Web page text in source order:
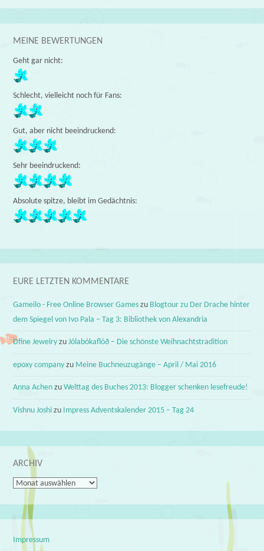
MEINE BEWERTUNGEN
Geht gar nicht:
Schlecht, vielleicht noch für Fans:
Gut, aber nicht beeindruckend:
Sehr beeindruckend:
Absolute spitze, bleibt im Gedächtnis:
EURE LETZTEN KOMMENTARE
Gameilo - Free Online Browser Games zu Blogtour zu Der Drache hinter
dem Spiegel von Ivo Pala – Tag 3: Bibliothek von Alexandria
Dfine Jewelry zuJólabókaflóð – Die schönste Weihnachtstradition
epoxy company zu Meine Buchneuzugänge – April / Mai 2016
Anna Achen zuWelttag des Buches 2013: Blogger schenken lesefreude!
Vishnu Joshi zu Impress Adventskalender 2015 – Tag 24
ARCHIV
Archiv
Impressum